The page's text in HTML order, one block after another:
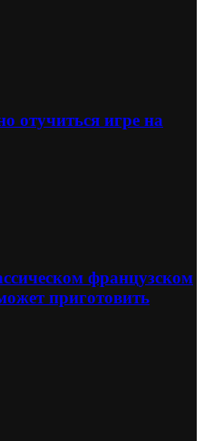
отучиться игре на
французском
приготовить